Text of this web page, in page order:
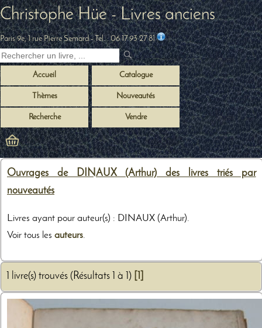
Christophe Hüe - Livres anciens
Paris 9e, 1 rue Pierre Semard- Tel. :06 17 93 27 81
Accueil Catalogue
Thèmes Nouveautés
Recherche Vendre
Ouvrages de DINAUX (Arthur) des livres triés par
nouveautés
Livres ayant pour auteur(s) : DINAUX (Arthur).
Voir tous les auteurs.
1 livre(s) trouvés (Résultats 1 à 1)